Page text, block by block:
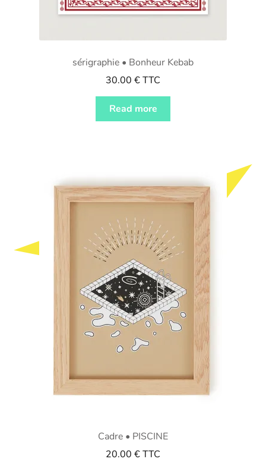
sérigraphie • Bonheur Kebab
30.00 €TTC
Read more
Cadre • PISCINE
20.00 €TTC